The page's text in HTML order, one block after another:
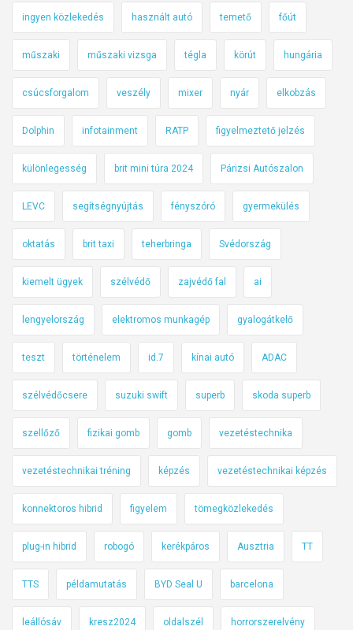
ingyen közlekedés használt autó temető főút
műszaki műszaki vizsga tégla körút hungária
csúcsforgalom veszély mixer nyár elkobzás
Dolphin infotainment RATP figyelmeztető jelzés
különlegesség brit mini túra 2024 Párizsi Autószalon
LEVC segítségnyújtás fényszóró gyermekülés
oktatás brit taxi teherbringa Svédország
kiemelt ügyek szélvédő zajvédő fal ai
lengyelország elektromos munkagép gyalogátkelő
teszt történelem id.7 kínai autó ADAC
szélvédőcsere suzuki swift superb skoda superb
szellőző fizikai gomb gomb vezetéstechnika
vezetéstechnikai tréning képzés vezetéstechnikai képzés
konnektoros hibrid figyelem tömegközlekedés
plug-in hibrid robogó kerékpáros Ausztria TT
TTS példamutatás BYD Seal U barcelona
leállósáv kresz2024 oldalszél horrorszerelvény